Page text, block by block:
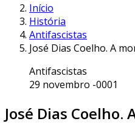
Início
História
Antifascistas
José Dias Coelho. A
Antifascistas
29 novembro -0001
José Dias Coelho.